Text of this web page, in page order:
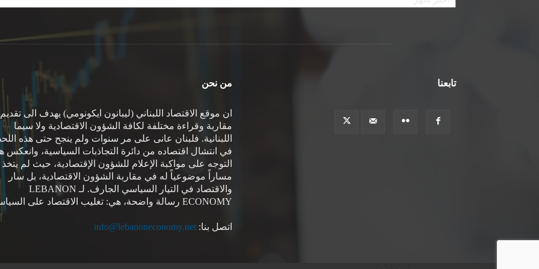
من نحن
ان موقع الاقتصاد اللبناني (ليبانون ايكونومي) يهدف الى تقديم
مقاربة وقراءة مختلفة لكافة الشؤون الاقتصادية ولا سيما
اللبنانية. فلبنان عانى على مر سنوات ولم ينجح حتى هذه
في انتشال اقتصاده من دائرة التجاذبات السياسية، وانعكس
التوجه على مواكبة الإعلام للشؤون الإقتصادية، حيث لم يتخذ
مساراً موضوعياً له في مقاربة الشؤون الاقتصادية، بل سار
والاقتصاد في التيار السياسي الجارف. لـ LEBANON
ECONOMY رسالة واضحة، هي: تغليب الاقتصاد على السياسة.
اتصل بنا: info@lebanoneconomy.net
تابعنا